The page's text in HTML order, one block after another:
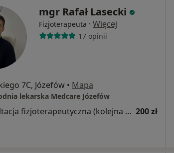
mgr Rafał Lasecki
Fizjoterapeuta · Więcej
17 opinii
7C, Józefów • Mapa
lekarska Medcare Józefów
Konsultacja fizjoterapeutyczna (kolejna wizyta) 200 zł